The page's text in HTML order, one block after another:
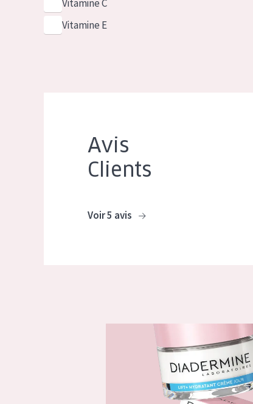
Vitamine C
Vitamine E
Avis
Clients
Voir 5 avis